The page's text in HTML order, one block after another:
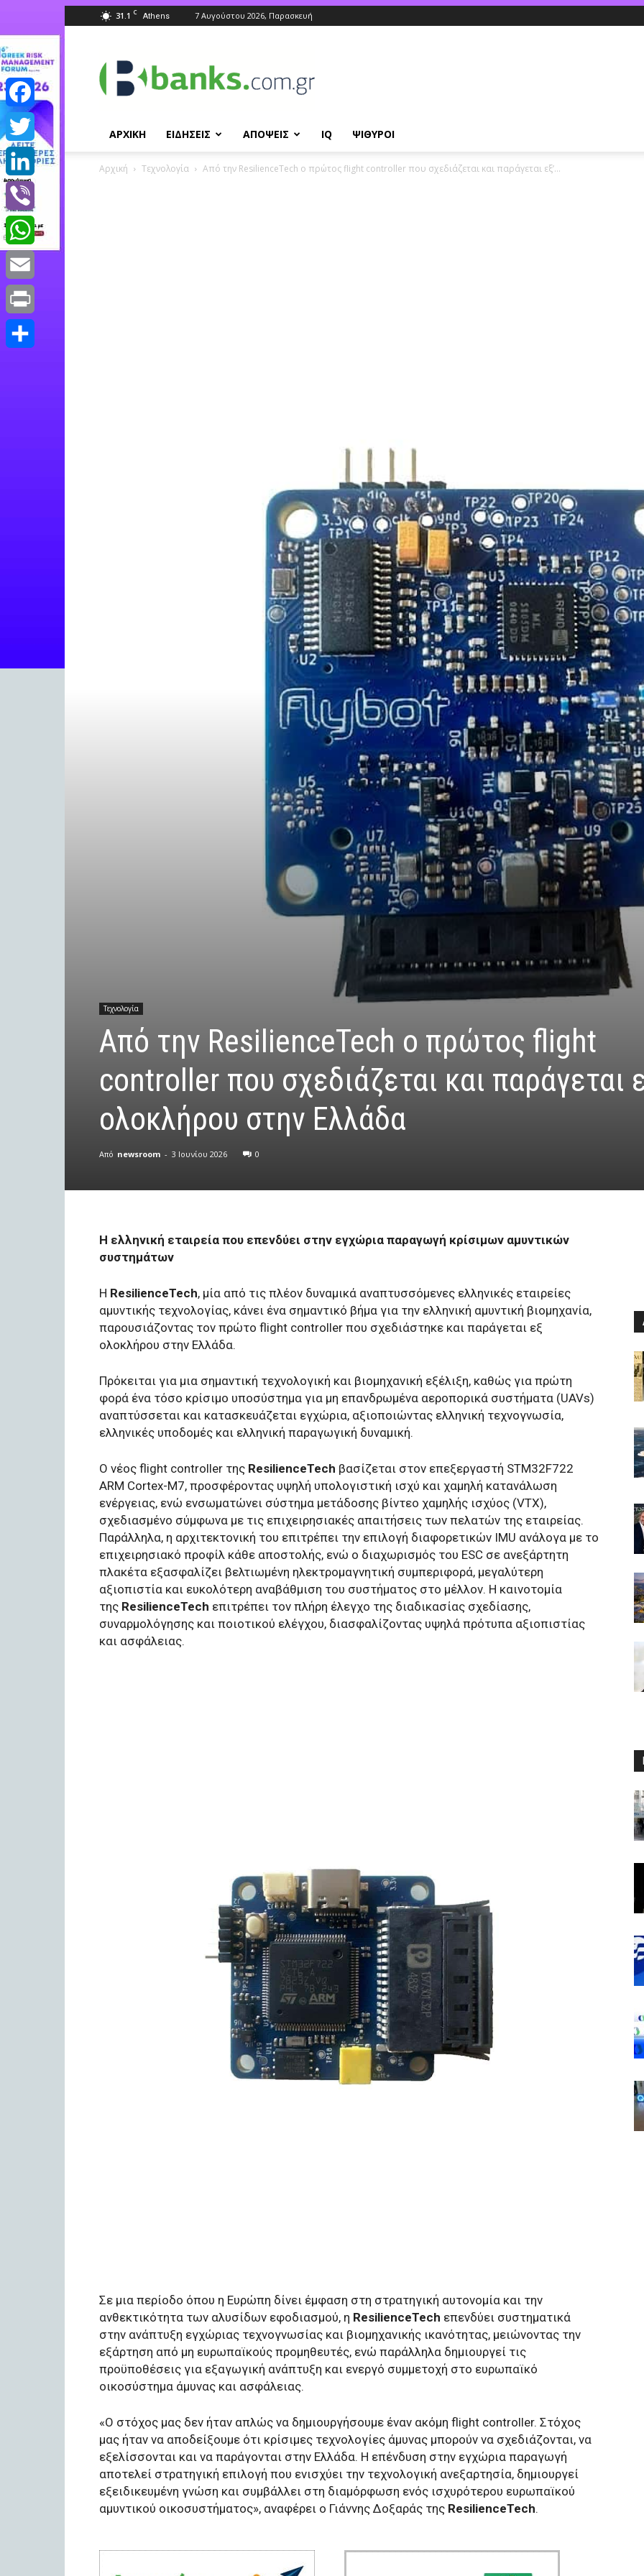
31.1 C Athens 7 Αυγούστου 2026, Παρασκευή
ΑΡΧΙΚΗ ΕΙΔΗΣΕΙΣ ΑΠΟΨΕΙΣ IQ ΨΙΘΥΡΟΙ
Αρχική Τεχνολογία Από την ResilienceTech ο πρώτος flight controller που σχεδιάζεται και παράγεται εξ’...
Τεχνολογία
Από την ResilienceTech ο πρώτος flight
controller που σχεδιάζεται και παράγεται
ολοκλήρου στην Ελλάδα
Από newsroom - 3 Ιουνίου 2026 0
Η ελληνική εταιρεία που επενδύει στην εγχώρια παραγωγή κρίσιμων αμυντικών
συστημάτων
Η ResilienceTech, μία από τις πλέον δυναμικά αναπτυσσόμενες ελληνικές εταιρείες
αμυντικής τεχνολογίας, κάνει ένα σημαντικό βήμα για την ελληνική αμυντική βιομηχανία,
παρουσιάζοντας τον πρώτο flight controller που σχεδιάστηκε και παράγεται εξ
ολοκλήρου στην Ελλάδα.
Πρόκειται για μια σημαντική τεχνολογική και βιομηχανική εξέλιξη, καθώς για πρώτη
φορά ένα τόσο κρίσιμο υποσύστημα για μη επανδρωμένα αεροπορικά συστήματα (UAVs)
αναπτύσσεται και κατασκευάζεται εγχώρια, αξιοποιώντας ελληνική τεχνογνωσία,
ελληνικές υποδομές και ελληνική παραγωγική δυναμική.
Ο νέος flight controller της ResilienceTech βασίζεται στον επεξεργαστή STM32F722
ARM Cortex-M7, προσφέροντας υψηλή υπολογιστική ισχύ και χαμηλή κατανάλωση
ενέργειας, ενώ ενσωματώνει σύστημα μετάδοσης βίντεο χαμηλής ισχύος (VTX),
σχεδιασμένο σύμφωνα με τις επιχειρησιακές απαιτήσεις των πελατών της εταιρείας.
Παράλληλα, η αρχιτεκτονική του επιτρέπει την επιλογή διαφορετικών IMU ανάλογα με το
επιχειρησιακό προφίλ κάθε αποστολής, ενώ ο διαχωρισμός του ESC σε ανεξάρτητη
πλακέτα εξασφαλίζει βελτιωμένη ηλεκτρομαγνητική συμπεριφορά, μεγαλύτερη
αξιοπιστία και ευκολότερη αναβάθμιση του συστήματος στο μέλλον. Η καινοτομία
της ResilienceTech επιτρέπει τον πλήρη έλεγχο της διαδικασίας σχεδίασης,
συναρμολόγησης και ποιοτικού ελέγχου, διασφαλίζοντας υψηλά πρότυπα αξιοπιστίας
και ασφάλειας.
Σε μια περίοδο όπου η Ευρώπη δίνει έμφαση στη στρατηγική αυτονομία και την
ανθεκτικότητα των αλυσίδων εφοδιασμού, η ResilienceTech επενδύει συστηματικά
στην ανάπτυξη εγχώριας τεχνογνωσίας και βιομηχανικής ικανότητας, μειώνοντας την
εξάρτηση από μη ευρωπαϊκούς προμηθευτές, ενώ παράλληλα δημιουργεί τις
προϋποθέσεις για εξαγωγική ανάπτυξη και ενεργό συμμετοχή στο ευρωπαϊκό
οικοσύστημα άμυνας και ασφάλειας.
«Ο στόχος μας δεν ήταν απλώς να δημιουργήσουμε έναν ακόμη flight controller. Στόχος
μας ήταν να αποδείξουμε ότι κρίσιμες τεχνολογίες άμυνας μπορούν να σχεδιάζονται, να
εξελίσσονται και να παράγονται στην Ελλάδα. Η επένδυση στην εγχώρια παραγωγή
αποτελεί στρατηγική επιλογή που ενισχύει την τεχνολογική ανεξαρτησία, δημιουργεί
εξειδικευμένη γνώση και συμβάλλει στη διαμόρφωση ενός ισχυρότερου ευρωπαϊκού
αμυντικού οικοσυστήματος», αναφέρει ο Γιάννης Δοξαράς της ResilienceTech.
Facebook
Twitter
LinkedIn
Viber
WhatsApp
Email
Print